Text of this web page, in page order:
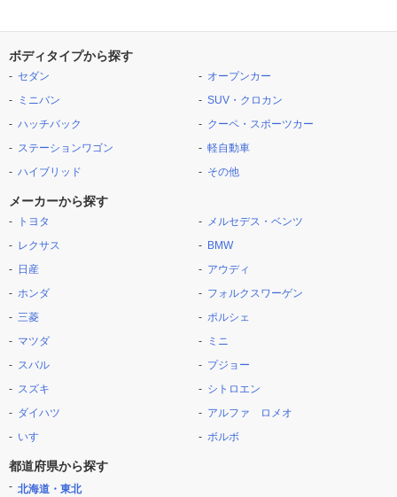
ボディタイプから探す
セダン
ミニバン
ハッチバック
ステーションワゴン
ハイブリッド
オープンカー
SUV・クロカン
クーペ・スポーツカー
軽自動車
その他
メーカーから探す
トヨタ
レクサス
日産
ホンダ
三菱
マツダ
スバル
スズキ
ダイハツ
いすゞ
メルセデス・ベンツ
BMW
アウディ
フォルクスワーゲン
ポルシェ
ミニ
プジョー
シトロエン
アルファ ロメオ
ボルボ
都道府県から探す
北海道・東北